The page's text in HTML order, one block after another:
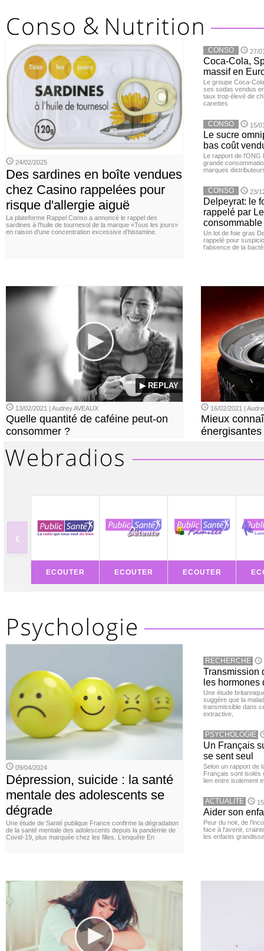
24/02/2025
Des sardines en boîte vendues
chez Casino rappelées pour
risque d'allergie aiguë
La plateforme Rappel Conso a annoncé le rappel des
sardines à l’huile de tournesol de la marque «Tous les jours»
en raison d'une concentration excessive d’histamine.
CONSO 27/
Coca-Cola,
massif en
Le groupe Coca-
ses sodas vendus
taux trop élevé de
canettes
CONSO 15/
Le sucre
bas coût
Le rapport de l'ONG
grande
marques
CONSO 23/
Delpeyrat: le
rappelé par
consommable
Un lot de foie gras
rappelé pour
l'absence de la
▶ REPLAY
13/02/2021 | Audrey AVEAUX
Quelle quantité de caféine peut-on
consommer ?
16/02/2021 |
Mieux
énergisantes
‹
ECOUTER ECOUTER ECOUTER
09/04/2024
Dépression, suicide : la santé
mentale des adolescents se
dégrade
Une étude de Santé publique France confirme la dégradation
de la santé mentale des adolescents depuis la pandémie de
Covid-19, plus marquée chez les filles. L’enquête En
RECHERCHE
Transmission
les hormones
Une étude
suggère que la
transmissible dans
extractive,
PSYCHOLOGIE
Un Français
se sent seul
Selon un rapport de
Français sont isolés
lien entre isolement
ACTUALITE
Aider son
Peur du noir, de
face à l'avenir,
les enfants